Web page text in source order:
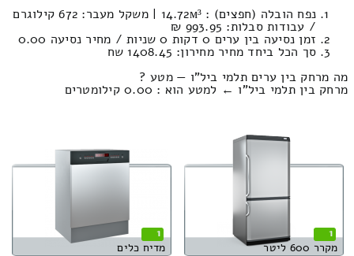
נפח הובלה (חפצים) : 14.72м³ | משקל מעבר: 672 קילוגרם
/ עבודות סבלות: 993.95 ₪
זמן נסיעה בין ערים 0 דקות 0 שניות / מחיר נסיעה 0.00
סך הכל ביחד מחיר מחירון: 1408.45 שח
מה מרחק בין ערים תלמי ביל"ו — מטע ?
מרחק בין תלמי ביל"ו ← למטע הוא : 0.00 קילומטרים
1
מקרר 600 ליטר
1
מדיח כלים